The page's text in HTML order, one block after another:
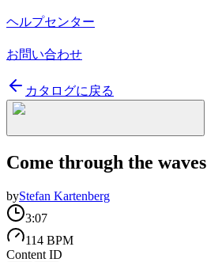
ヘルプセンター
お問い合わせ
カタログに戻る
Come through the waves
byStefan Kartenberg
3:07
114 BPM
Content ID